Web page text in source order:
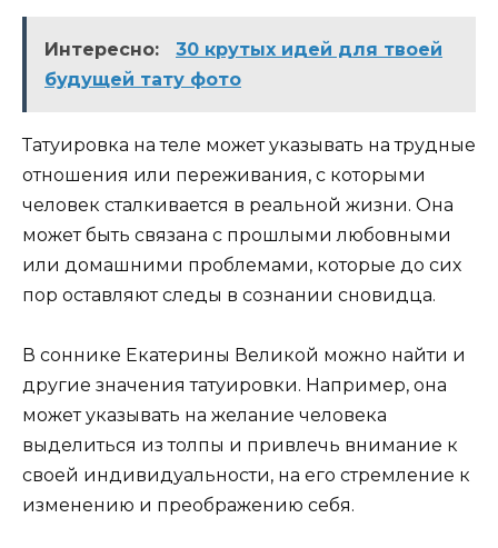
Интересно:
30 крутых идей для твоей
будущей тату фото
Татуировка на теле может указывать на трудные
отношения или переживания, с которыми
человек сталкивается в реальной жизни. Она
может быть связана с прошлыми любовными
или домашними проблемами, которые до сих
пор оставляют следы в сознании сновидца.
В соннике Екатерины Великой можно найти и
другие значения татуировки. Например, она
может указывать на желание человека
выделиться из толпы и привлечь внимание к
своей индивидуальности, на его стремление к
изменению и преображению себя.